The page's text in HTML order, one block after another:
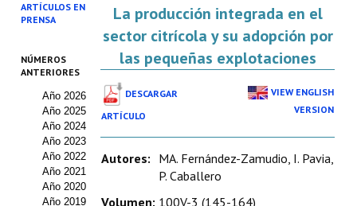
Asociación AIDA
Cincuentenario AIDA
Organigrama
Estatutos
Hacerse socio
Noticias
ARTÍCULOS EN
PRENSA
NÚMEROS
ANTERIORES
Año 2026
Año 2025
Año 2024
Año 2023
Año 2022
Año 2021
Año 2020
Año 2019
La producción integrada en el
sector citrícola y su adopción por
las pequeñas explotaciones
DESCARGAR
ARTÍCULO
VIEW ENGLISH
VERSION
Autores: MA. Fernández-Zamudio, I. Pavia,
P. Caballero
Volumen: 100V-3 (145-164)